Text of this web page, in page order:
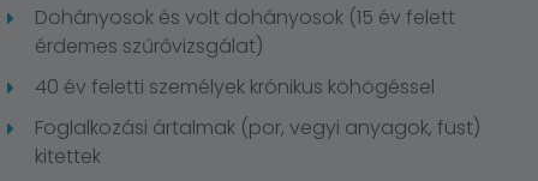
Dohányosok és volt dohányosok (15 év felett
érdemes szűrővizsgálat)
40 év feletti személyek krónikus köhögéssel
Foglalkozási ártalmak (por, vegyi anyagok, füst)
kitettek